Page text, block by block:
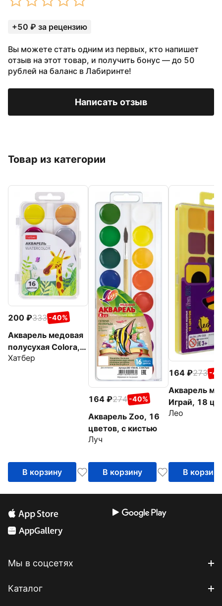
+50 ₽ за рецензию
Вы можете стать одним из первых, кто напишет
отзыв на этот товар, и получить бонус — до 50
рублей на баланс в Лабиринте!
Написать отзыв
Товар из категории
200 333 -40%
Акварель медовая
полусухая Colora,
16 цветов
Хатбер
В корзину
164 274 -40%
Акварель Zoo, 16
цветов, с кистью
Луч
В корзину
164 273 -
Акварель
Играй, 18
без кисти
Лео
В корзину
Мы в соцсетях
Каталог